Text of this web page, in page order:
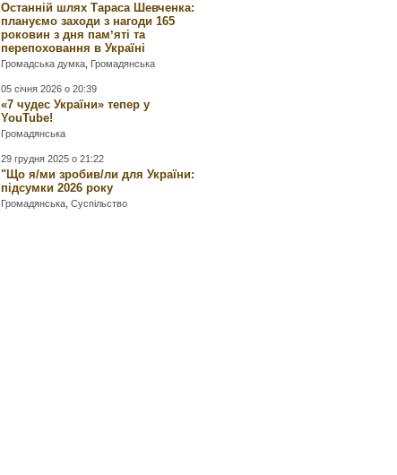
Останній шлях Тараса Шевченка:
плануємо заходи з нагоди 165
роковин з дня памʼяті та
перепоховання в Україні
Громадська думка Громадянська
05 січня 2026 о 20:39
«7 чудес України» тепер у
YouTube!
Громадянська
29 грудня 2025 о 21:22
"Що я/ми зробив/ли для України:
підсумки 2026 року
Громадянська ,Суспільство